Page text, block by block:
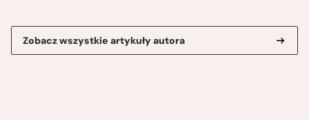
Zobacz wszystkie artykuły autora